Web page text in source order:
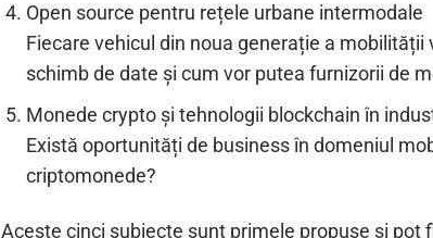
Open source pentru rețele urbane intermodale
Fiecare vehicul din noua generație a
schimb de date și cum vor putea furnizorii de
Monede crypto și tehnologii blockchain în
Există oportunități de business în domeniul
criptomonede?
Aceste cinci subiecte sunt primele propuse și